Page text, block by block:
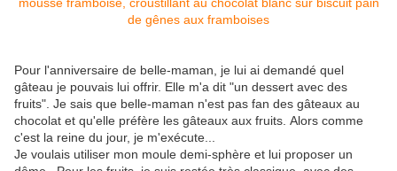
Pour l'anniversaire de belle-maman, je lui ai demandé quel
gâteau je pouvais lui offrir. Elle m'a dit "un dessert avec des
fruits". Je sais que belle-maman n'est pas fan des gâteaux au
chocolat et qu'elle préfère les gâteaux aux fruits. Alors comme
c'est la reine du jour, je m'exécute...
Je voulais utiliser mon moule demi-sphère et lui proposer un